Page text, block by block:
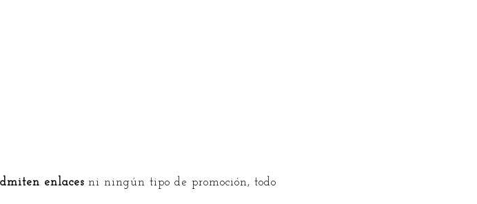
enlaces ni ningún tipo de promoción, todo